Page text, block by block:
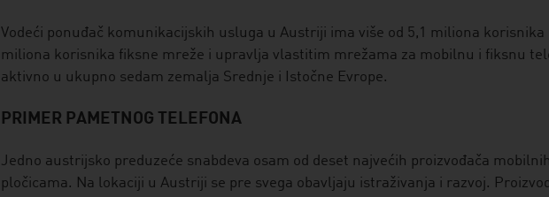
Vodeći ponuđač komunikacijskih usluga u Austriji ima više od 5,1 miliona
miliona korisnika fiksne mreže i upravlja vlastitim mrežama za mobilnu i fiksnu
aktivno u ukupno sedam zemalja Srednje i Istočne Evrope.
PRIMER PAMETNOG TELEFONA
Jedno austrijsko preduzeće snabdeva osam od deset najvećih proizvođača
pločicama. Na lokaciji u Austriji se pre svega obavljaju istraživanja i razvoj.